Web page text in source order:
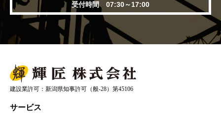
受付時間 07:30～17:00
建設業許可：新潟県知事許可（般-28）第45106
サービス